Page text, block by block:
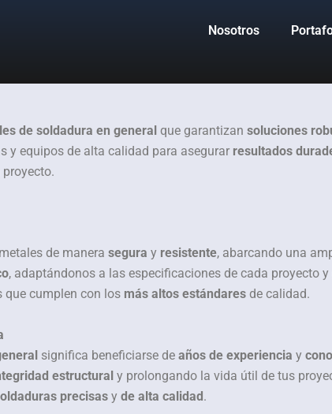
Nosotros
de soldadura en general que garantizan soluciones
y equipos de alta calidad para asegurar resultados
de manera segura y resistente, abarcando una
, adaptándonos a las especificaciones de cada proyecto
que cumplen con los más altos estándares de calidad.
significa beneficiarse de años de experiencia y
estructural y prolongando la vida útil de tus
precisas y de alta calidad.